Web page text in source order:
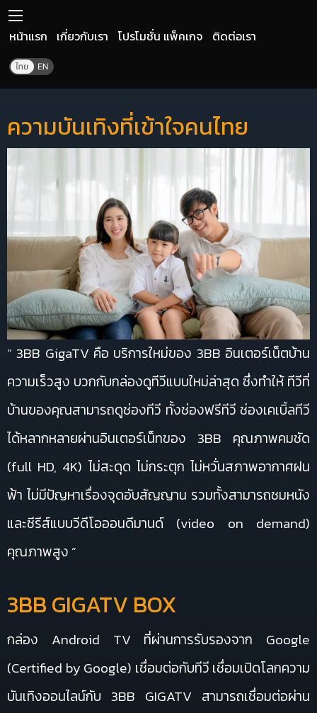
หน้าแรก เกี่ยวกับเรา โปรโมชั่น แพ็คเกจ ติดต่อเรา
ความบันเทิงที่เข้าใจคนไทย
“ 3BB GigaTV คือ บริการใหม่ของ 3BB อินเตอร์เน็ตบ้าน
ความเร็วสูง บวกกับกล่องดูทีวีแบบใหม่ล่าสุด ซึ่งทำให้ ทีวีที่
บ้านของคุณสามารถดูช่องทีวี ทั้งช่องฟรีทีวี ช่องเคเบิ้ลทีวี
ได้หลากหลายผ่านอินเตอร์เน็ทของ 3BB คุณภาพคมชัด
(full HD, 4K) ไม่สะดุด ไม่กระตุก ไม่หวั่นสภาพอากาศฝน
ฟ้า ไม่มีปัญหาเรื่องจุดอับสัญญาน รวมทั้งสามารถชมหนัง
และซีรีส์แบบวีดีโอออนดีมานด์ (video on demand)
คุณภาพสูง ”
3BB GIGATV BOX
กล่อง Android TV ที่ผ่านการรับรองจาก Google
(Certified by Google) เชื่อมต่อกับทีวี เชื่อมเปิดโลกความ
บันเทิงออนไลน์กับ 3BB GIGATV สามารถเชื่อมต่อผ่าน